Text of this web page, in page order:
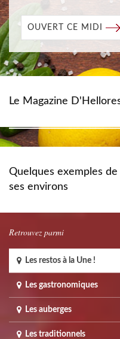
OUVERT CE MIDI
Le Magazine
Quelques exemples
ses environs
Retrouvez parmi
Les restos à la Une !
Les gastronomiques
Les auberges
Les traditionnels